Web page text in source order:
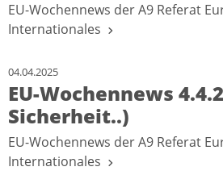
EU-Wochennews der A9 Referat
Internationales
04.04.2025
EU-Wochennews
Sicherheit..)
EU-Wochennews der A9 Referat
Internationales